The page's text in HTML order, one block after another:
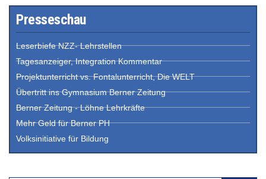
Presseschau
Leserbiefe NZZ- Lehrstellen
Tagesanzeiger, Integration Kommentar
Projektunterricht vs. Fontalunterricht, Die WELT
Übertritt ins Gymnasium Berner Zeitung
Berner Zeitung - Löhne Lehrkräfte
Mehr Geld für Berner PH
Volksinitiative für Bildung